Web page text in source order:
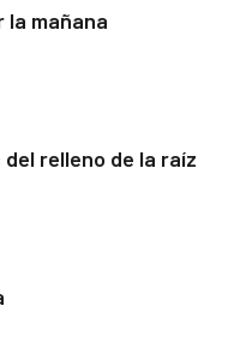
la mañana
relleno de la raíz